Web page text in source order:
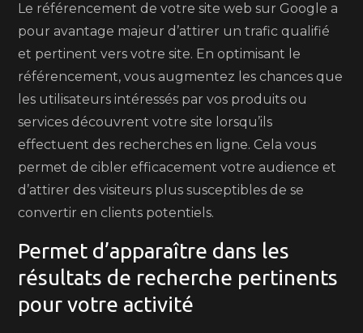
Le référencement de votre site web sur Google a
pour avantage majeur d’attirer un trafic qualifié
et pertinent vers votre site. En optimisant le
référencement, vous augmentez les chances que
les utilisateurs intéressés par vos produits ou
services découvrent votre site lorsqu’ils
effectuent des recherches en ligne. Cela vous
permet de cibler efficacement votre audience et
d’attirer des visiteurs plus susceptibles de se
convertir en clients potentiels.
Permet d’apparaître dans les
résultats de recherche pertinents
pour votre activité